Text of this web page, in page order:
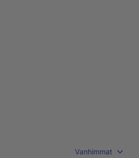
Vanhimmat